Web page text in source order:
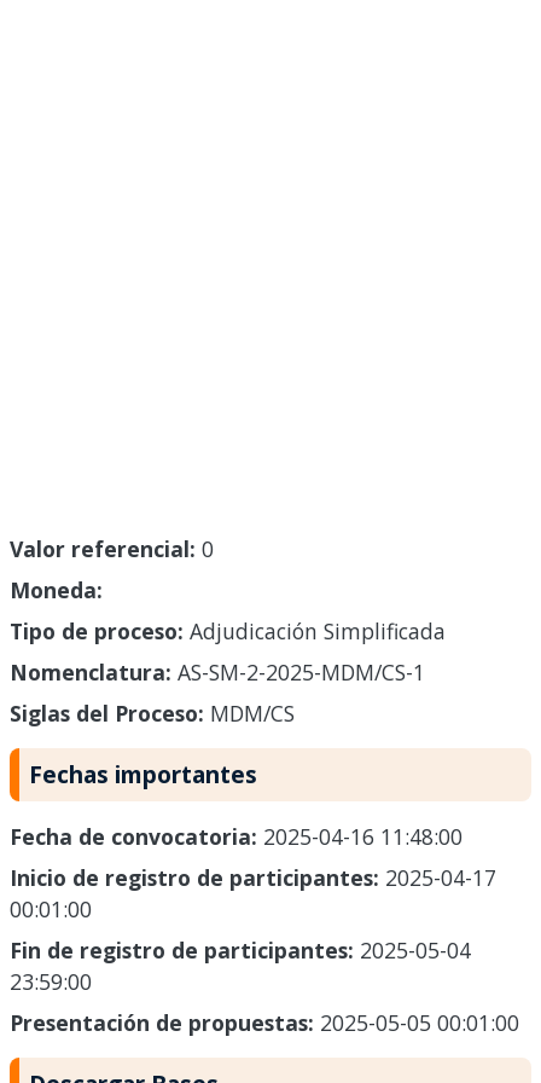
Valor referencial: 0
Moneda:
Tipo de proceso: Adjudicación Simplificada
Nomenclatura: AS-SM-2-2025-MDM/CS-1
Siglas del Proceso: MDM/CS
Fechas importantes
Fecha de convocatoria: 2025-04-16 11:48:00
Inicio de registro de participantes: 2025-04-17
00:01:00
Fin de registro de participantes: 2025-05-04
23:59:00
Presentación de propuestas: 2025-05-05 00:01:00